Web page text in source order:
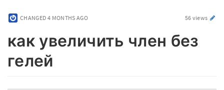
CHANGED 4 MONTHS AGO 56 views
как увеличить член без
гелей